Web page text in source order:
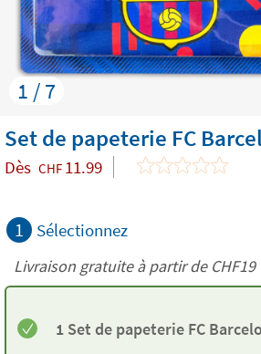
1 / 7
Set de papeterie FC
Dès CHF 11.99
1 Sélectionnez
Livraison gratuite à partir de CHF19
1 Set de papeterie FC